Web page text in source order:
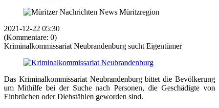
2021-12-22 05:30
(Kommentare: 0)
Kriminalkommissariat Neubrandenburg sucht Eigentümer
Das Kriminalkommissariat Neubrandenburg bittet die Bevölkerung
um Mithilfe bei der Suche nach Personen, die Geschädigte von
Einbrüchen oder Diebstählen geworden sind.